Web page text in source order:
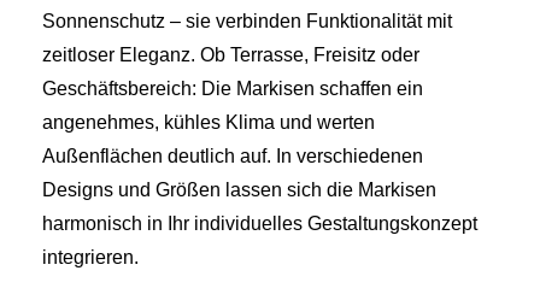
Sonnenschutz – sie verbinden Funktionalität mit
zeitloser Eleganz. Ob Terrasse, Freisitz oder
Geschäftsbereich: Die Markisen schaffen ein
angenehmes, kühles Klima und werten
Außenflächen deutlich auf. In verschiedenen
Designs und Größen lassen sich die Markisen
harmonisch in Ihr individuelles Gestaltungs­konzept
integrieren.